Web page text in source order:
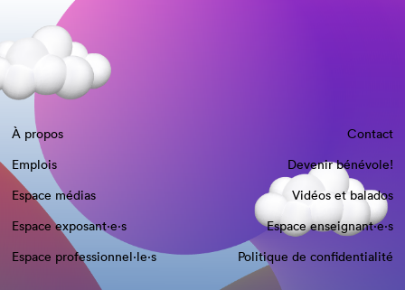
À propos
Contact
Emplois
Devenir bénévole!
Espace médias
Vidéos et balados
Espace exposant·e⋅s
Espace enseignant·e⋅s
Espace professionnel·le⋅s
Politique de confidentialité